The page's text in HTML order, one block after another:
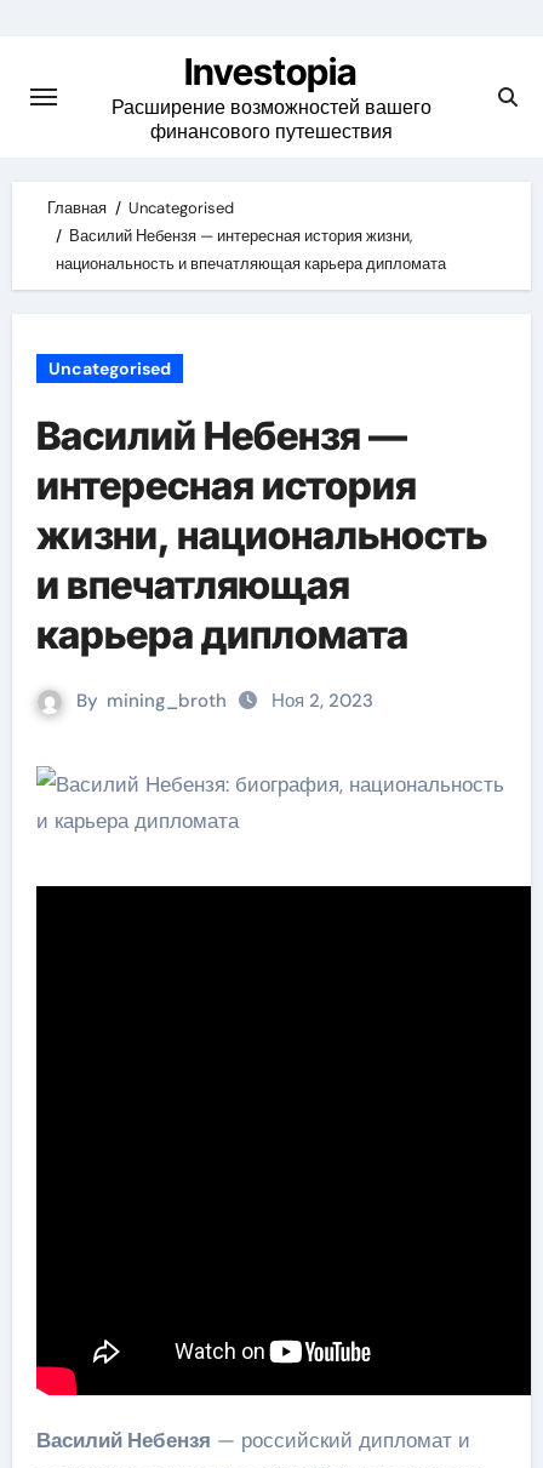
content
Investopia
Расширение возможностей вашего
финансового путешествия
Главная
Uncategorised
Василий Небензя — интересная история жизни,
национальность и впечатляющая карьера дипломата
Uncategorised
Василий Небензя —
интересная история
жизни, национальность
и впечатляющая
карьера дипломата
By mining_broth Ноя 2, 2023
Василий Небензя — российский дипломат и